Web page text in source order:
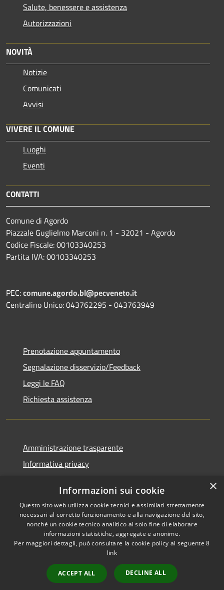
Salute, benessere e assistenza
Autorizzazioni
NOVITÀ
Notizie
Comunicati
Avvisi
VIVERE IL COMUNE
Luoghi
Eventi
CONTATTI
Comune di Agordo
Piazzale Guglielmo Marconi n. 1 - 32021 - Agordo
Codice Fiscale: 00103340253
Partita IVA: 00103340253
PEC:comune.agordo.bl@pecveneto.it
Centralino Unico: 043762295 - 043763949
Prenotazione appuntamento
Segnalazione disservizio/Feedback
Leggi le FAQ
Richiesta assistenza
Amministrazione trasparente
Informativa privacy
Dichiarazione di accessibilità
RSS
Copyright © 2026 • Comune di
Municipium •
redazione
×
Informazioni sui cookie
Questo sito web utilizza cookie tecnici e assimilati strettamente
necessari al corretto funzionamento e alla navigazione del sito,
nonché un cookie tecnico analitico al solo fine di elaborare
informazioni statistiche, aggregate e anonime.
Per maggiori dettagli, può consultare la cookie policy al seguente8
link
ACCEPT ALL DECLINE ALL